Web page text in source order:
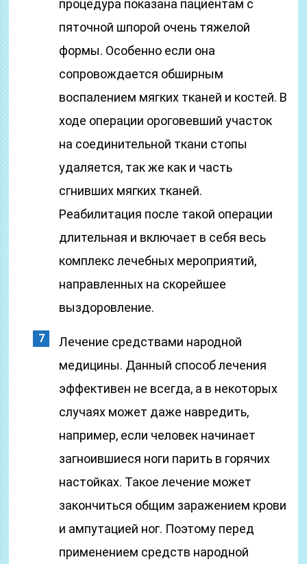
процедура показана пациентам с
пяточной шпорой очень тяжелой
формы. Особенно если она
сопровождается обширным
воспалением мягких тканей и костей. В
ходе операции ороговевший участок
на соединительной ткани стопы
удаляется, так же как и часть
сгнивших мягких тканей.
Реабилитация после такой операции
длительная и включает в себя весь
комплекс лечебных мероприятий,
направленных на скорейшее
выздоровление.
Лечение средствами народной
медицины. Данный способ лечения
эффективен не всегда, а в некоторых
случаях может даже навредить,
например, если человек начинает
загноившиеся ноги парить в горячих
настойках. Такое лечение может
закончиться общим заражением крови
и ампутацией ног. Поэтому перед
применением средств народной